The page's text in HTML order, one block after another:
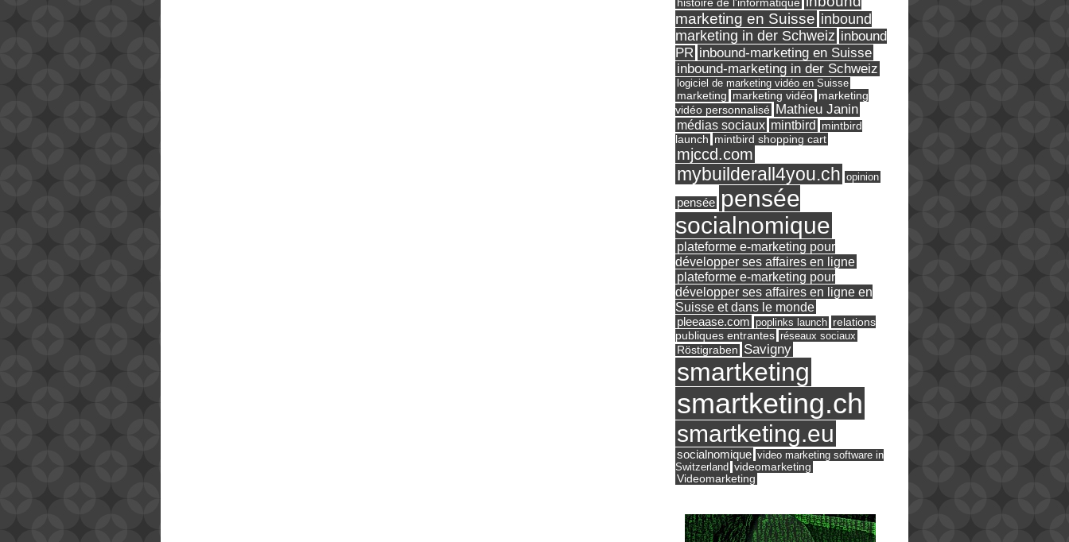
marketing en Suisse inbound
marketing in der Schweiz inbound
PR inbound-marketing en Suisse
inbound-marketing in der Schweiz
logiciel de marketing vidéo en Suisse
marketing marketing vidéo marketing
vidéo personnalisé Mathieu Janin
médias sociaux mintbird
mintbird
launch mintbird shopping cart
mjccd.com
mybuilderall4you.ch opinion
pensée pensée
socialnomique
plateforme e-marketing pour
développer ses affaires en ligne
plateforme e-marketing pour
développer ses affaires en ligne en
Suisse et dans le monde
pleeaase.com poplinks launch relations
publiques entrantes réseaux sociaux
Röstigraben Savigny
smartketing
smartketing.ch
smartketing.eu
socialnomique video marketing software in
Switzerland videomarketing
Videomarketing